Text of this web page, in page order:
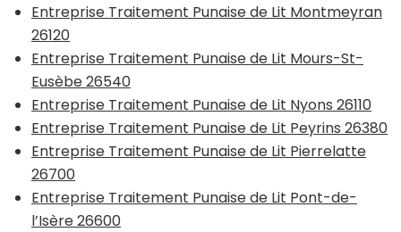
Entreprise Traitement Punaise de Lit Montmeyran
26120
Entreprise Traitement Punaise de Lit Mours-St-
Eusèbe 26540
Entreprise Traitement Punaise de Lit Nyons 26110
Entreprise Traitement Punaise de Lit Peyrins 26380
Entreprise Traitement Punaise de Lit Pierrelatte
26700
Entreprise Traitement Punaise de Lit Pont-de-
l’Isère 26600